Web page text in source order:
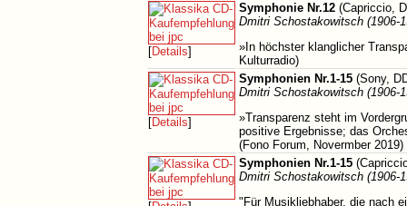
[Details]
Symphonie Nr.12 (Capriccio,
Dmitri Schostakowitsch (1906-
»In höchster klanglicher
Kulturradio)
[Details]
Symphonien Nr.1-15 (Sony,
Dmitri Schostakowitsch (1906-
»Transparenz steht im
positive Ergebnisse; das
(Fono Forum, Novermber 2019)
Symphonien Nr.1-15
Dmitri Schostakowitsch (1906-
"Für Musikliebhaber, die nach